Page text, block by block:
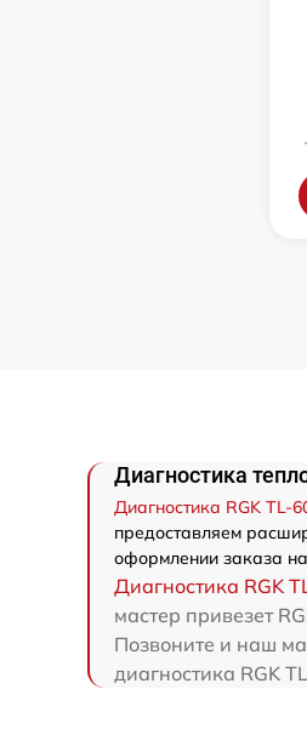
Диагностика
Диагностика RGK TL-
предоставляем
оформлении заказа
Диагностика RGK
мастер привезет
Позвоните и наш
диагностика RGK